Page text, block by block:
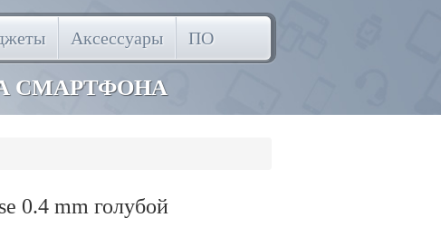
Аксессуары ПО
СМАРТФОНА
0.4 mm голубой